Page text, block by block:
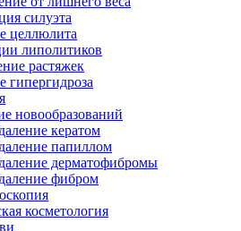
силуэта
целлюлита
липолитиков
растяжек
гипергидроза
новообразований
кератом
папиллом
дерматофибромы
фибром
косметология